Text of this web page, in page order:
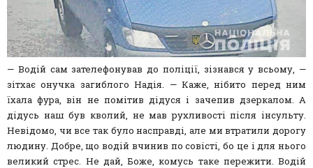
— Водій сам зателефонував до поліції, зізнався у всьому, —
зітхає онучка загиблого Надія. — Каже, нібито перед ним
їхала фура, він не помітив дідуся і зачепив дзеркалом. А
дідусь наш був кволий, не мав рухливості після інсульту.
Невідомо, чи все так було насправді, але ми втратили дорогу
людину. Добре, що водій вчинив по совісті, бо це і для нього
великий стрес. Не дай, Боже, комусь таке пережити. Водій